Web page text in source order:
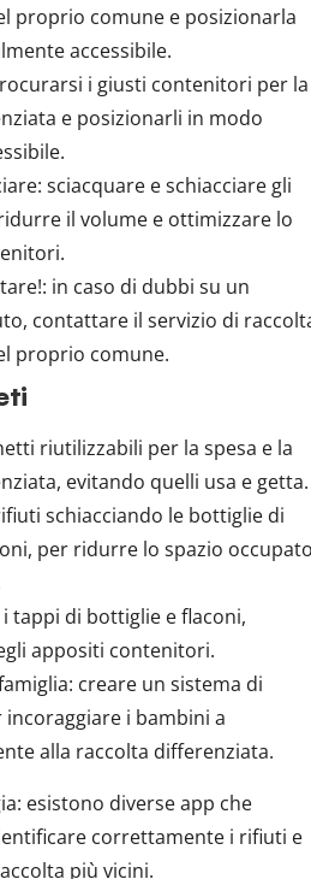
proprio comune e posizionarla
accessibile.
i giusti contenitori per la
e posizionarli in modo
sciacquare e schiacciare gli
il volume e ottimizzare lo
in caso di dubbi su un
contattare il servizio di
proprio comune.
riutilizzabili per la spesa e la
evitando quelli usa e getta.
schiacciando le bottiglie di
per ridurre lo spazio
i tappi di bottiglie e flaconi,
appositi contenitori.
creare un sistema di
i bambini a
alla raccolta differenziata.
esistono diverse app che
correttamente i rifiuti e
più vicini.